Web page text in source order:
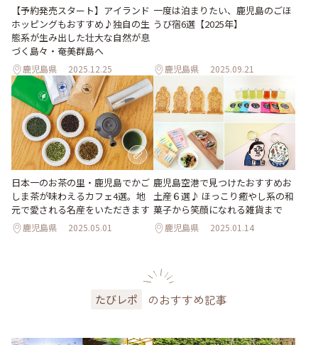
【予約発売スタート】アイランド
ホッピングもおすすめ♪独自の生
態系が生み出した壮大な自然が息
づく島々・奄美群島へ
鹿児島県 2025.12.25
一度は泊まりたい、鹿児島のごほ
うび宿6選【2025年】
鹿児島県 2025.09.21
日本一のお茶の里・鹿児島でかご
しま茶が味わえるカフェ4選。地
元で愛される名産をいただきます
鹿児島県 2025.05.01
鹿児島空港で見つけたおすすめお
土産６選♪ ほっこり癒やし系の和
菓子から笑顔になれる雑貨まで
鹿児島県 2025.01.14
たびレポ のおすすめ記事